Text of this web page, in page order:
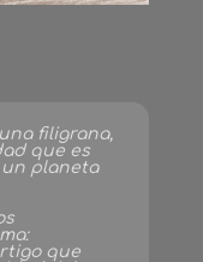
filigrana,
que es
planeta
que